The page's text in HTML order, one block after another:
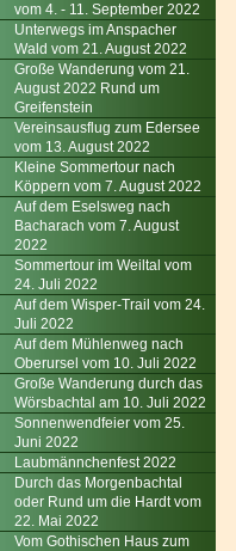
vom 4. - 11. September 2022
Unterwegs im Anspacher
Wald vom 21. August 2022
Große Wanderung vom 21.
August 2022 Rund um
Greifenstein
Vereinsausflug zum Edersee
vom 13. August 2022
Kleine Sommertour nach
Köppern vom 7. August 2022
Auf dem Eselsweg nach
Bacharach vom 7. August
2022
Sommertour im Weiltal vom
24. Juli 2022
Auf dem Wisper-Trail vom 24.
Juli 2022
Auf dem Mühlenweg nach
Oberursel vom 10. Juli 2022
Große Wanderung durch das
Wörsbachtal am 10. Juli 2022
Sonnenwendfeier vom 25.
Juni 2022
Laubmännchenfest 2022
Durch das Morgenbachtal
oder Rund um die Hardt vom
22. Mai 2022
Vom Gothischen Haus zum